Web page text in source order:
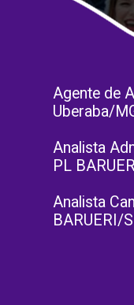
Agente de
Uberaba/
Analista
PL
Analista
BARUERI/